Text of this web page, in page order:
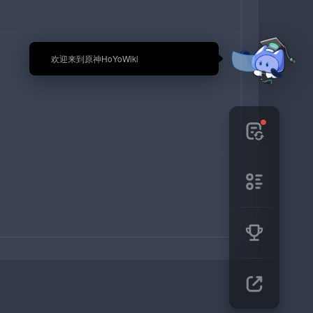
🎉 欢迎来到原神HoYoWiki